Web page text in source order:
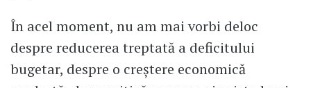
În acel moment, nu am mai vorbi deloc
despre reducerea treptată a deficitului
bugetar, despre o creștere economică